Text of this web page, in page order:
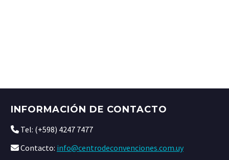
INFORMACIÓN DE CONTACTO
Tel: (+598) 4247 7477
Contacto: info@centrodeconvenciones.com.uy